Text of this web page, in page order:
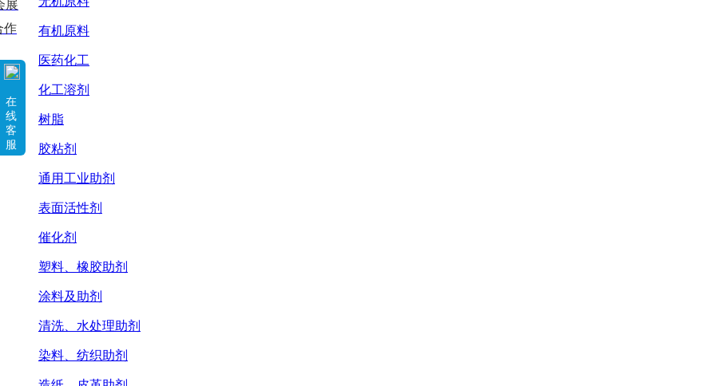
有机原料
医药化工
化工溶剂
树脂
胶粘剂
通用工业助剂
表面活性剂
催化剂
塑料、橡胶助剂
涂料及助剂
清洗、水处理助剂
染料、纺织助剂
展
作
在
线
客
服